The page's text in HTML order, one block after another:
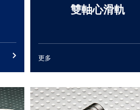
雙軸心滑軌
更多